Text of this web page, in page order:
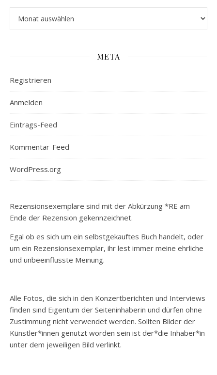
META
Registrieren
Anmelden
Eintrags-Feed
Kommentar-Feed
WordPress.org
Rezensionsexemplare sind mit der Abkürzung *RE am
Ende der Rezension gekennzeichnet.
Egal ob es sich um ein selbstgekauftes Buch handelt, oder
um ein Rezensionsexemplar, ihr lest immer meine ehrliche
und unbeeinflusste Meinung.
Alle Fotos, die sich in den Konzertberichten und Interviews
finden sind Eigentum der Seiteninhaberin und dürfen ohne
Zustimmung nicht verwendet werden. Sollten Bilder der
Künstler*innen genutzt worden sein ist der*die Inhaber*in
unter dem jeweiligen Bild verlinkt.